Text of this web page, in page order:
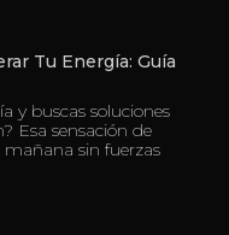
Tu Energía: Guía
y buscas soluciones
Esa sensación de
sin fuerzas